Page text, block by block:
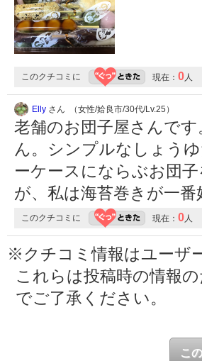
このクチコミに 現在： 0人
Elly さん （女性/姶良市/30代/Lv.25）
老舗のお団子屋さんで
ん。シンプルなしょう
ーケースにならぶお団
が、私は海苔巻きが一番
このクチコミに 現在： 0人
※クチコミ情報はユーザ
これらは投稿時の情報
でご了承ください。
こ